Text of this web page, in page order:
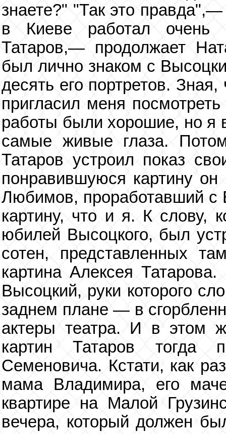
знаете?" "Так это
в Киеве работал очень
Татаров,— продолжает
был лично знаком с
десять его портретов.
пригласил меня
работы были хорошие, но я
самые живые глаза.
Татаров устроил показ
понравившуюся картину
Любимов, проработавший с
картину, что и я. К слову,
юбилей Высоцкого, был
сотен, представленных
картина Алексея
Высоцкий, руки которого
заднем плане — в
актеры театра. И в этом
картин Татаров тогда
Семеновича. Кстати, как
мама Владимира, его
квартире на Малой
вечера, который должен